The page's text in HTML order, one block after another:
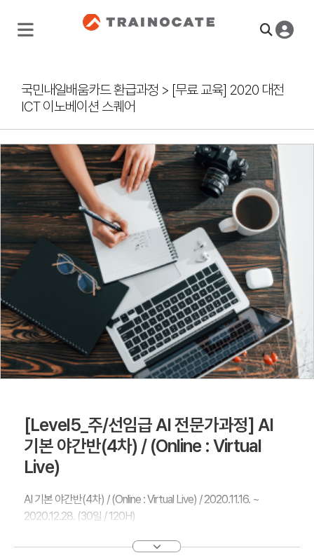
국민내일배움카드 환급과정 > [무료 교육] 2020 대전
ICT 이노베이션 스퀘어
[Level5_주/선임급 AI 전문가과정] AI
기본 야간반(4차) / (Online : Virtual
Live)
AI 기본 야간반(4차) / (Online : Virtual Live) / 2020.11.16. ~
2020.12.28. (30일 / 120H)
공휴일, 주말제외) ]